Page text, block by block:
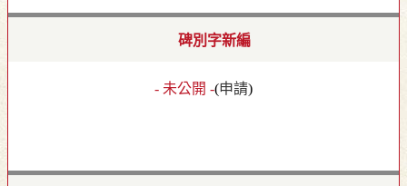
碑別字新編
- 未公開 -(申請)